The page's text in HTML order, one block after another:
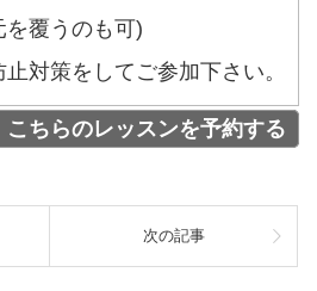
を覆うのも可)
対策をしてご参加下さい。
こちらのレッスンを予約する
次の記事